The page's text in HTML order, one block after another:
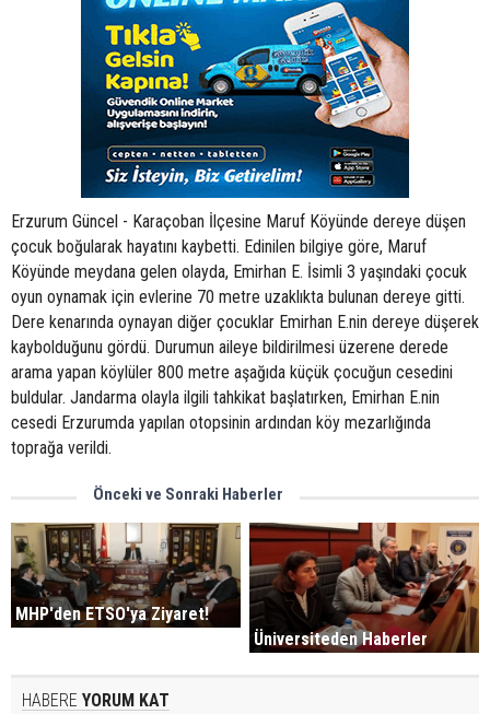
Erzurum Güncel - Karaçoban İlçesine Maruf Köyünde dereye düşen
çocuk boğularak hayatını kaybetti. Edinilen bilgiye göre, Maruf
Köyünde meydana gelen olayda, Emirhan E. İsimli 3 yaşındaki çocuk
oyun oynamak için evlerine 70 metre uzaklıkta bulunan dereye gitti.
Dere kenarında oynayan diğer çocuklar Emirhan E.nin dereye düşerek
kaybolduğunu gördü. Durumun aileye bildirilmesi üzerene derede
arama yapan köylüler 800 metre aşağıda küçük çocuğun cesedini
buldular. Jandarma olayla ilgili tahkikat başlatırken, Emirhan E.nin
cesedi Erzurumda yapılan otopsinin ardından köy mezarlığında
toprağa verildi.
Önceki ve Sonraki Haberler
MHP'den ETSO'ya Ziyaret!
Üniversiteden Haberler
HABERE YORUM KAT